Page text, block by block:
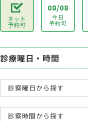
ネット
予約可
08/08
今日
予約可
診療曜日・時間
診察曜日から探す
診察時間から探す